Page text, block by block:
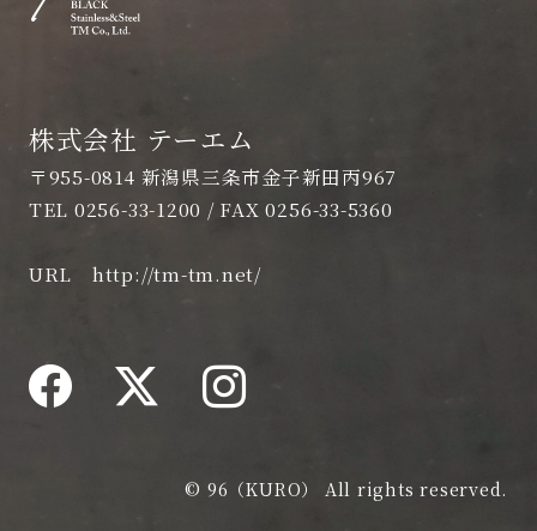
株式会社 テーエム
〒955-0814 新潟県三条市金子新田丙967
TEL 0256-33-1200 / FAX 0256-33-5360
URL http://tm-tm.net/
© 96（KURO） All rights reserved.